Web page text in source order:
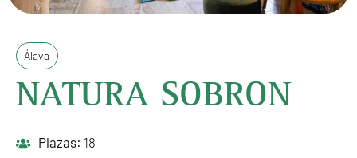
Álava
NATURA SOBRON
Plazas: 18